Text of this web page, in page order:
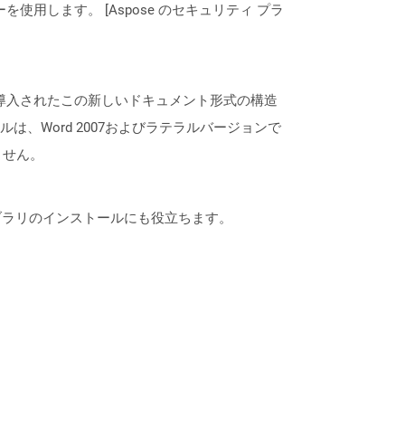
使用します。 [Aspose のセキュリティ プラ
されたこの新しいドキュメント形式の構造
は、Word 2007およびラテラルバージョンで
ん。
リのインストールにも役立ちます。